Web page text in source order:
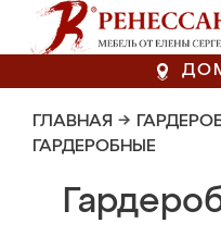
ГЛАВНАЯ →
ГАРДЕРОБНЫЕ